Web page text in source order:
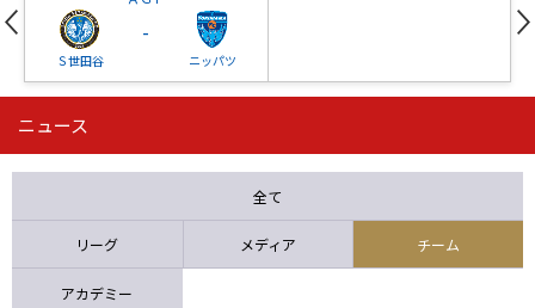
Ｓ世田谷
-
ニッパツ
第16節 09/05 (土) 15:00
ニッパツ 石人の星
ニュース
全て
リーグ メディア チーム
アカデミー